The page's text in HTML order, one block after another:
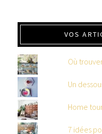
VOS
Où
Un
Home
7 idées